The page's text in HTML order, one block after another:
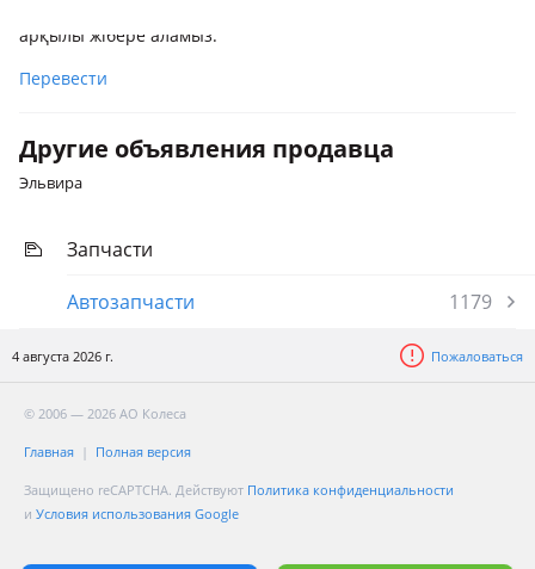
арқылы жібере аламыз.
Перевести
Другие объявления продавца
Эльвира
Запчасти
Автозапчасти
1179
4 августа 2026 г. Пожаловаться
© 2006 — 2026 АО Колеса
Главная Полная версия
Защищено reCAPTCHA. Действуют Политика конфиденциальности
и Условия использования Google